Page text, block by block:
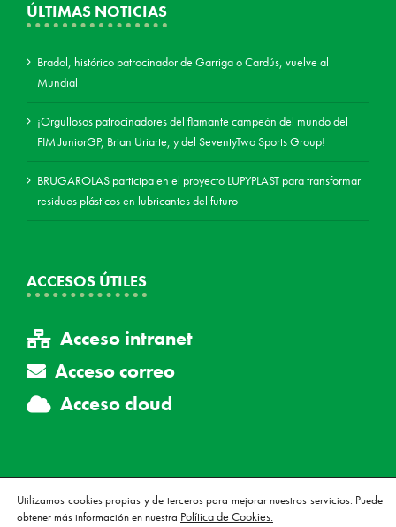
ÚLTIMAS NOTICIAS
Bradol, histórico patrocinador de Garriga o Cardús, vuelve al
Mundial
¡Orgullosos patrocinadores del flamante campeón del mundo del
FIM JuniorGP, Brian Uriarte, y del SeventyTwo Sports Group!
BRUGAROLAS participa en el proyecto LUPYPLAST para transformar
residuos plásticos en lubricantes del futuro
ACCESOS ÚTILES
Acceso intranet
Acceso correo
Acceso cloud
Utilizamos cookies propias y de terceros para mejorar nuestros servicios. Puede
obtener más información en nuestra Política de Cookies.